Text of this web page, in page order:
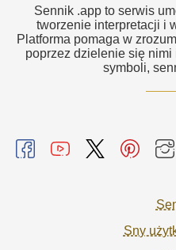
Sennik .app to serwis
tworzenie interpretacji i
Platforma pomaga w
poprzez dzielenie się
symboli,
Sny